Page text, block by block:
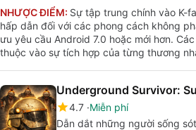
NHƯỢC ĐIỂM: Sự tập trung chính vào K-
hấp dẫn đối với các phong cách không
ưu yêu cầu Android 7.0 hoặc mới hơn.
thuộc vào sự tích hợp của từng thương
Underground Survivor:
4.7 Miễn phí
Dẫn dắt những người sống